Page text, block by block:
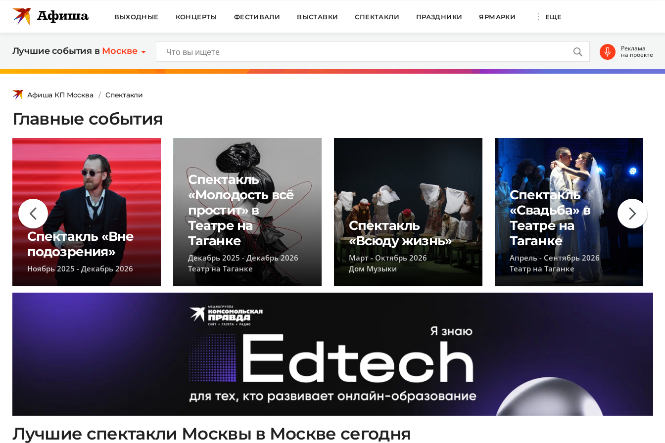
ВЫХОДНЫЕ КОНЦЕРТЫ ФЕСТИВАЛИ ВЫСТАВКИ СПЕКТАКЛИ ПРАЗДНИКИ ЯРМАРКИ ЕЩЕ
Лучшие события в Москве Реклама
на проекте
Афиша КП Москва Спектакли
Главные события
Спектакль «Вне
подозрения»
Ноябрь 2025 - Декабрь 2026
Спектакль
«Молодость всё
простит» в
Театре на
Таганке
Декабрь 2025 - Декабрь 2026
Театр на Таганке
Спектакль
«Всюду жизнь»
Март - Октябрь 2026
Дом Музыки
Спектакль
«Свадьба» в
Театре на
Таганке
Апрель - Сентябрь 2026
Театр на Таганке
Лучшие спектакли Москвы в Москве сегодня